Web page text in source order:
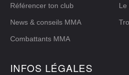
Référencer ton club
News & conseils MMA
Combattants MMA
Le
INFOS LÉGALES